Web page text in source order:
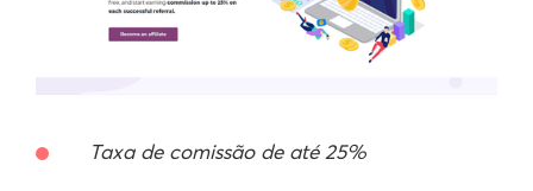
Taxa de comissão de até 25%